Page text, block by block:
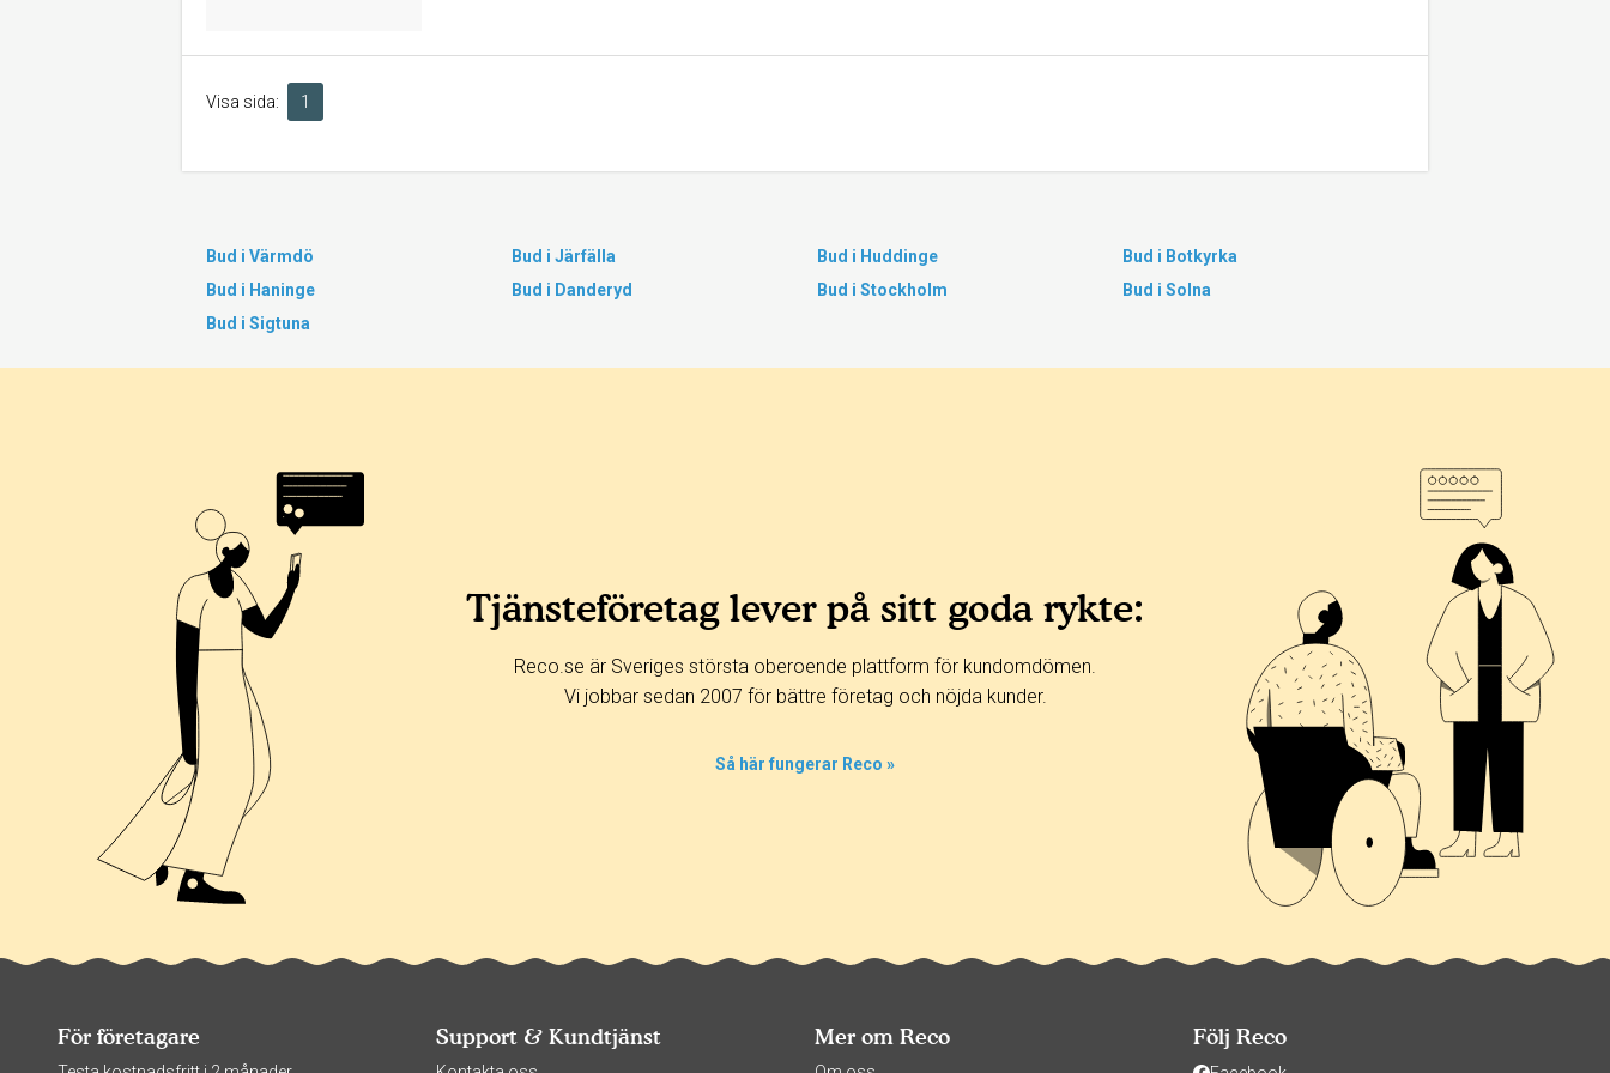
Visa sida: 1
Bud i Värmdö Bud i Järfälla Bud i Huddinge
Bud i Botkyrka
Bud i Haninge
Bud i Danderyd Bud i Stockholm
Bud i Solna
Bud i Sigtuna
Tjänsteföretag lever på sitt goda rykte:
Reco.se är Sveriges största oberoende plattform för kundomdömen.
Vi jobbar sedan 2007 för bättre företag och nöjda kunder.
Så här fungerar Reco »
För företagare Support & Kundtjänst Mer om Reco Följ Reco